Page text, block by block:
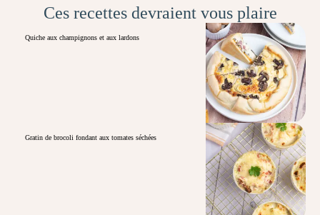
Ces recettes devraient vous plaire
Quiche aux champignons et aux lardons
Gratin de brocoli fondant aux tomates séchées